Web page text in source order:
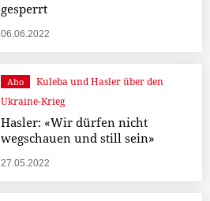
gesperrt
06.06.2022
Abo
Kuleba und Hasler über den
Ukraine-Krieg
Hasler: «Wir dürfen nicht
wegschauen und still sein»
27.05.2022